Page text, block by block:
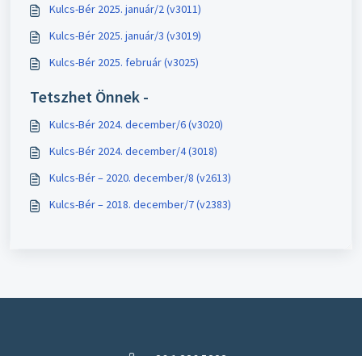
Kulcs-Bér 2025. január/2 (v3011)
Kulcs-Bér 2025. január/3 (v3019)
Kulcs-Bér 2025. február (v3025)
Tetszhet Önnek -
Kulcs-Bér 2024. december/6 (v3020)
Kulcs-Bér 2024. december/4 (3018)
Kulcs-Bér – 2020. december/8 (v2613)
Kulcs-Bér – 2018. december/7 (v2383)